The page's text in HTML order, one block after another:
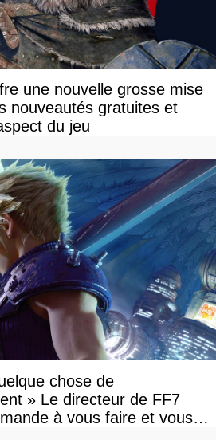
une nouvelle grosse mise
nouveautés gratuites et
du jeu
chose de
» Le directeur de FF7
à vous faire et vous